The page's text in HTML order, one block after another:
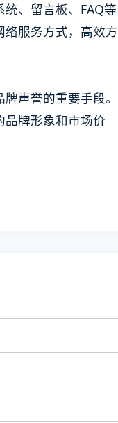
、留言板、FAQ等
服务方式，高效方
声誉的重要手段。
牌形象和市场价